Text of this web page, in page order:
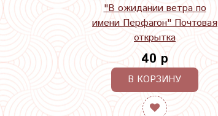
"В ожидании ветра по
имени Перфагон" Почтовая
открытка
40 р
В КОРЗИНУ